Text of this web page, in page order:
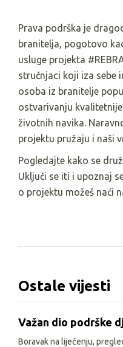
Prava podrška je
branitelja, pogotovo
usluge projekta
stručnjaci koji iza sebe
osoba iz branitelje
ostvarivanju
životnih navika.
projektu pružaju i naši
Pogledajte kako se
Uključi se iti i upoznaj
o projektu možeš naći
Ostale vijesti
Važan dio podrške
Boravak na liječenju,